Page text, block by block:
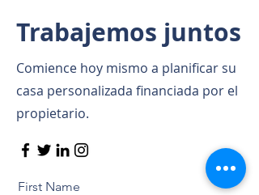
Trabajemos juntos
Comience hoy mismo a planificar su
casa personalizada financiada por el
propietario.
First Name